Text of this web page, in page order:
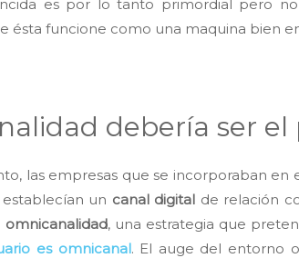
es por lo tanto primordial pero
ésta funcione como una maquina bien
debería ser
las empresas que se incorporaban en
establecían un canal digital de relación
omnicanalidad, una estrategia que
es omnicanal. El auge del entorno